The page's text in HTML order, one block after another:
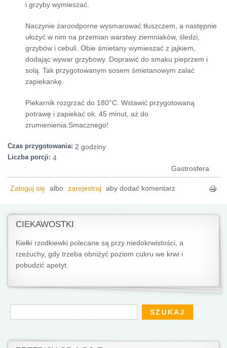
i grzyby wymieszać.
Naczynie żaroodporne wysmarować tłuszczem, a następnie
ułożyć w nim na przemian warstwy ziemniaków, śledzi,
grzybów i cebuli. Obie śmietany wymieszać z jajkiem,
dodając wywar grzybowy. Doprawić do smaku pieprzem i
solą. Tak przygotowanym sosem śmietanowym zalać
zapiekankę.
Piekarnik rozgrzać do 180°C. Wstawić przygotowaną
potrawę i zapiekać ok. 45 minut, aż do
zrumienienia.Smacznego!
Czas przygotowania: 2 godziny
Liczba porcji: 4
Gastrosfera
Zaloguj się albo zarejestruj aby dodać komentarz
CIEKAWOSTKI
Kiełki rzodkiewki polecane są przy niedokrwistości, a
rzeżuchy, gdy trzeba obniżyć poziom cukru we krwi i
pobudzić apetyt.
Formularz wyszukiwania
Szukaj